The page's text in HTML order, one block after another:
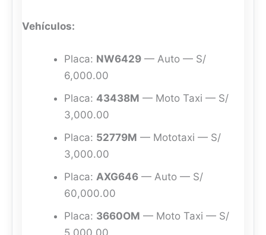
Vehículos:
Placa: NW6429 — Auto — S/
6,000.00
Placa: 43438M — Moto Taxi — S/
3,000.00
Placa: 52779M — Mototaxi — S/
3,000.00
Placa: AXG646 — Auto — S/
60,000.00
Placa: 3660OM — Moto Taxi — S/